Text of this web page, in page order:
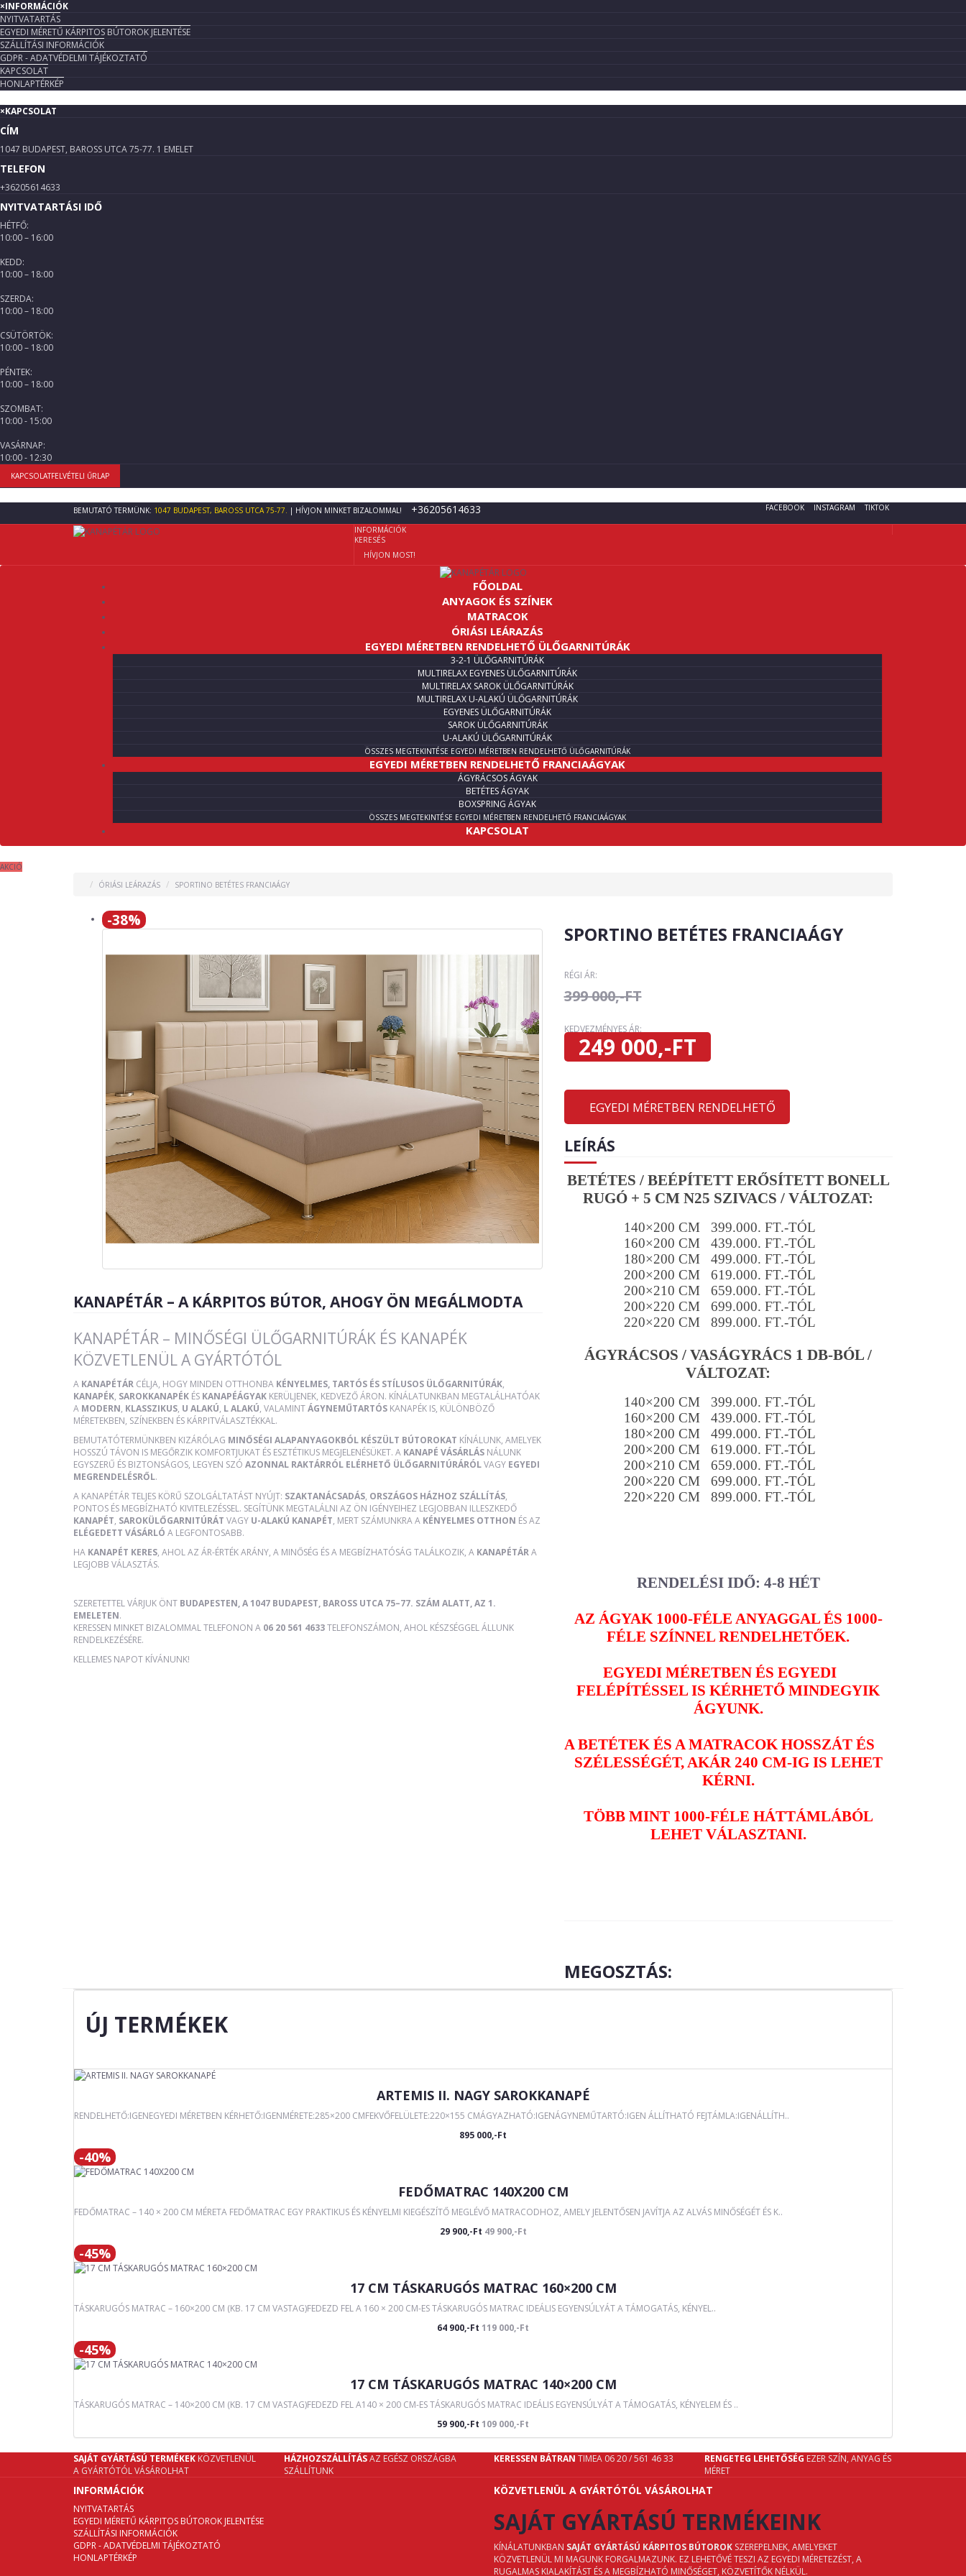
×INFORMÁCIÓK
NYITVATARTÁS
EGYEDI MÉRETŰ KÁRPITOS BÚTOROK JELENTÉSE
SZÁLLÍTÁSI INFORMÁCIÓK
GDPR - ADATVÉDELMI TÁJÉKOZTATÓ
KAPCSOLAT
HONLAPTÉRKÉP
×KAPCSOLAT
CÍM
1047 BUDAPEST, BAROSS UTCA 75-77. 1 EMELET
TELEFON
+36205614633
NYITVATARTÁSI IDŐ
HÉTFŐ:
10:00 – 16:00
KEDD:
10:00 – 18:00
SZERDA:
10:00 – 18:00
CSÜTÖRTÖK:
10:00 – 18:00
PÉNTEK:
10:00 – 18:00
SZOMBAT:
10:00 - 15:00
VASÁRNAP:
10:00 - 12:30
KAPCSOLATFELVÉTELI ŰRLAP
BEMUTATÓ TERMÜNK: 1047 BUDAPEST, BAROSS UTCA 75-77. | HÍVJON MINKET BIZALOMMAL! +36205614633 FACEBOOK INSTAGRAM TIKTOK
INFORMÁCIÓK
KERESÉS
HÍVJON MOST!
FŐOLDAL
ANYAGOK ÉS SZÍNEK
MATRACOK
ÓRIÁSI LEÁRAZÁS
EGYEDI MÉRETBEN RENDELHETŐ ÜLŐGARNITÚRÁK
3-2-1 ÜLŐGARNITÚRÁK
MULTIRELAX EGYENES ÜLŐGARNITÚRÁK
MULTIRELAX SAROK ÜLŐGARNITÚRÁK
MULTIRELAX U-ALAKÚ ÜLŐGARNITÚRÁK
EGYENES ÜLŐGARNITÚRÁK
SAROK ÜLŐGARNITÚRÁK
U-ALAKÚ ÜLŐGARNITÚRÁK
ÖSSZES MEGTEKINTÉSE EGYEDI MÉRETBEN RENDELHETŐ ÜLŐGARNITÚRÁK
EGYEDI MÉRETBEN RENDELHETŐ FRANCIAÁGYAK
ÁGYRÁCSOS ÁGYAK
BETÉTES ÁGYAK
BOXSPRING ÁGYAK
ÖSSZES MEGTEKINTÉSE EGYEDI MÉRETBEN RENDELHETŐ FRANCIAÁGYAK
KAPCSOLAT
AKCIÓ
ÓRIÁSI LEÁRAZÁS
SPORTINO BETÉTES FRANCIAÁGY
-38%
KANAPÉTÁR – A KÁRPITOS BÚTOR, AHOGY ÖN MEGÁLMODTA
KANAPÉTÁR – MINŐSÉGI ÜLŐGARNITÚRÁK ÉS KANAPÉK
KÖZVETLENÜL A GYÁRTÓTÓL
A KANAPÉTÁR CÉLJA, HOGY MINDEN OTTHONBA KÉNYELMES, TARTÓS ÉS STÍLUSOS ÜLŐGARNITÚRÁK,
KANAPÉK, SAROKKANAPÉK ÉS KANAPÉÁGYAK KERÜLJENEK, KEDVEZŐ ÁRON. KÍNÁLATUNKBAN MEGTALÁLHATÓAK
A MODERN, KLASSZIKUS, U ALAKÚ, L ALAKÚ, VALAMINTÁGYNEMŰTARTÓS KANAPÉK IS, KÜLÖNBÖZŐ
MÉRETEKBEN, SZÍNEKBEN ÉS KÁRPITVÁLASZTÉKKAL.
BEMUTATÓTERMÜNKBEN KIZÁRÓLAG MINŐSÉGI ALAPANYAGOKBÓL KÉSZÜLT BÚTOROKAT KÍNÁLUNK, AMELYEK
HOSSZÚ TÁVON IS MEGŐRZIK KOMFORTJUKAT ÉS ESZTÉTIKUS MEGJELENÉSÜKET. A KANAPÉ VÁSÁRLÁS NÁLUNK
EGYSZERŰ ÉS BIZTONSÁGOS, LEGYEN SZÓ AZONNAL RAKTÁRRÓL ELÉRHETŐ ÜLŐGARNITÚRÁRÓLVAGY EGYEDI
MEGRENDELÉSRŐL.
A KANAPÉTÁR TELJES KÖRŰ SZOLGÁLTATÁST NYÚJT: SZAKTANÁCSADÁS, ORSZÁGOS HÁZHOZ SZÁLLÍTÁS,
PONTOS ÉS MEGBÍZHATÓ KIVITELEZÉSSEL. SEGÍTÜNK MEGTALÁLNI AZ ÖN IGÉNYEIHEZ LEGJOBBAN ILLESZKEDŐ
KANAPÉT, SAROKÜLŐGARNITÚRÁT VAGY U-ALAKÚ KANAPÉT, MERT SZÁMUNKRA A KÉNYELMES OTTHON ÉS AZ
ELÉGEDETT VÁSÁRLÓ A LEGFONTOSABB.
HA KANAPÉT KERES, AHOL AZ ÁR-ÉRTÉK ARÁNY, A MINŐSÉG ÉS A MEGBÍZHATÓSÁG TALÁLKOZIK, A KANAPÉTÁRA
LEGJOBB VÁLASZTÁS.
SZERETETTEL VÁRJUK ÖNT BUDAPESTEN, A 1047 BUDAPEST, BAROSS UTCA 75–77. SZÁM ALATT, AZ 1.
EMELETEN.
KERESSEN MINKET BIZALOMMAL TELEFONON A 06 20 561 4633TELEFONSZÁMON, AHOL KÉSZSÉGGEL ÁLLUNK
RENDELKEZÉSÉRE.
KELLEMES NAPOT KÍVÁNUNK!
SPORTINO BETÉTES FRANCIAÁGY
RÉGI ÁR:
399 000,-FT
KEDVEZMÉNYES ÁR:
249 000,-FT
EGYEDI MÉRETBEN RENDELHETŐ
LEÍRÁS
BETÉTES / BEÉPÍTETT ERŐSÍTETT BONELL
RUGÓ + 5 CM N25 SZIVACS / VÁLTOZAT:
140×200 CM 399.000. FT.-TÓL
160×200 CM 439.000. FT.-TÓL
180×200 CM 499.000. FT.-TÓL
200×200 CM 619.000. FT.-TÓL
200×210 CM 659.000. FT.-TÓL
200×220 CM 699.000. FT.-TÓL
220×220 CM 899.000. FT.-TÓL
ÁGYRÁCSOS / VASÁGYRÁCS 1 DB-BÓL /
VÁLTOZAT:
140×200 CM 399.000. FT.-TÓL
160×200 CM 439.000. FT.-TÓL
180×200 CM 499.000. FT.-TÓL
200×200 CM 619.000. FT.-TÓL
200×210 CM 659.000. FT.-TÓL
200×220 CM 699.000. FT.-TÓL
220×220 CM 899.000. FT.-TÓL
RENDELÉSI IDŐ: 4-8 HÉT
AZ ÁGYAK 1000-FÉLE ANYAGGAL ÉS 1000-
FÉLE SZÍNNEL RENDELHETŐEK.
EGYEDI MÉRETBEN ÉS EGYEDI
FELÉPÍTÉSSEL IS KÉRHETŐ MINDEGYIK
ÁGYUNK.
A BETÉTEK ÉS A MATRACOK HOSSZÁT ÉS
SZÉLESSÉGÉT, AKÁR 240 CM-IG IS LEHET
KÉRNI.
TÖBB MINT 1000-FÉLE HÁTTÁMLÁBÓL
LEHET VÁLASZTANI.
MEGOSZTÁS:
ÚJ TERMÉKEK
ARTEMIS II. NAGY SAROKKANAPÉ
RENDELHETŐ:IGENEGYEDI MÉRETBEN KÉRHETŐ:IGENMÉRETE:285×200 CMFEKVŐFELÜLETE:220×155 CMÁGYAZHATÓ:IGENÁGYNEMŰTARTÓ:IGEN ÁLLÍTHATÓ FEJTÁMLA:IGENÁLLÍTH..
895 000,-Ft
-40%
FEDŐMATRAC 140X200 CM
FEDŐMATRAC – 140 × 200 CM MÉRETA FEDŐMATRAC EGY PRAKTIKUS ÉS KÉNYELMI KIEGÉSZÍTŐ MEGLÉVŐ MATRACODHOZ, AMELY JELENTŐSEN JAVÍTJA AZ ALVÁS MINŐSÉGÉT ÉS K..
29 900,-Ft 49 900,-Ft
-45%
17 CM TÁSKARUGÓS MATRAC 160×200 CM
TÁSKARUGÓS MATRAC – 160×200 CM (KB. 17 CM VASTAG)FEDEZD FEL A 160 × 200 CM-ES TÁSKARUGÓS MATRAC IDEÁLIS EGYENSÚLYÁT A TÁMOGATÁS, KÉNYEL..
64 900,-Ft 119 000,-Ft
-45%
17 CM TÁSKARUGÓS MATRAC 140×200 CM
TÁSKARUGÓS MATRAC – 140×200 CM (KB. 17 CM VASTAG)FEDEZD FEL A140 × 200 CM-ES TÁSKARUGÓS MATRAC IDEÁLIS EGYENSÚLYÁT A TÁMOGATÁS, KÉNYELEM ÉS ..
59 900,-Ft 109 000,-Ft
SAJÁT GYÁRTÁSÚ TERMÉKEK KÖZVETLENÜL
A GYÁRTÓTÓL VÁSÁROLHAT
HÁZHOZSZÁLLÍTÁS AZ EGÉSZ ORSZÁGBA
SZÁLLÍTUNK
KERESSEN BÁTRAN TIMEA 06 20 / 561 46 33 RENGETEG LEHETŐSÉG EZER SZÍN, ANYAG ÉS
MÉRET
INFORMÁCIÓK
NYITVATARTÁS
EGYEDI MÉRETŰ KÁRPITOS BÚTOROK JELENTÉSE
SZÁLLÍTÁSI INFORMÁCIÓK
GDPR - ADATVÉDELMI TÁJÉKOZTATÓ
HONLAPTÉRKÉP
KÖZVETLENÜL A GYÁRTÓTÓL VÁSÁROLHAT
SAJÁT GYÁRTÁSÚ TERMÉKEINK
KÍNÁLATUNKBAN SAJÁT GYÁRTÁSÚ KÁRPITOS BÚTOROK SZEREPELNEK, AMELYEKET
KÖZVETLENÜL MI MAGUNK FORGALMAZUNK. EZ LEHETŐVÉ TESZI AZ EGYEDI MÉRETEZÉST, A
RUGALMAS KIALAKÍTÁST ÉS A MEGBÍZHATÓ MINŐSÉGET, KÖZVETÍTŐK NÉLKÜL.